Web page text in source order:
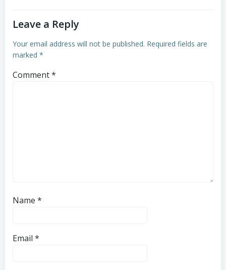
Leave a Reply
Your email address will not be published. Required fields are
marked *
Comment*
Name *
Email *